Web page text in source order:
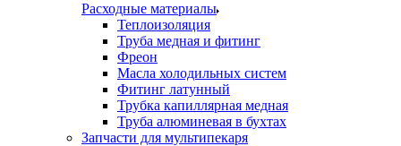
Расходные материалы
Теплоизоляция
Труба медная и фитинг
Фреон
Масла холодильных систем
Фитинг латунный
Трубка капиллярная медная
Труба алюминевая в бухтах
Запчасти для мультипекаря